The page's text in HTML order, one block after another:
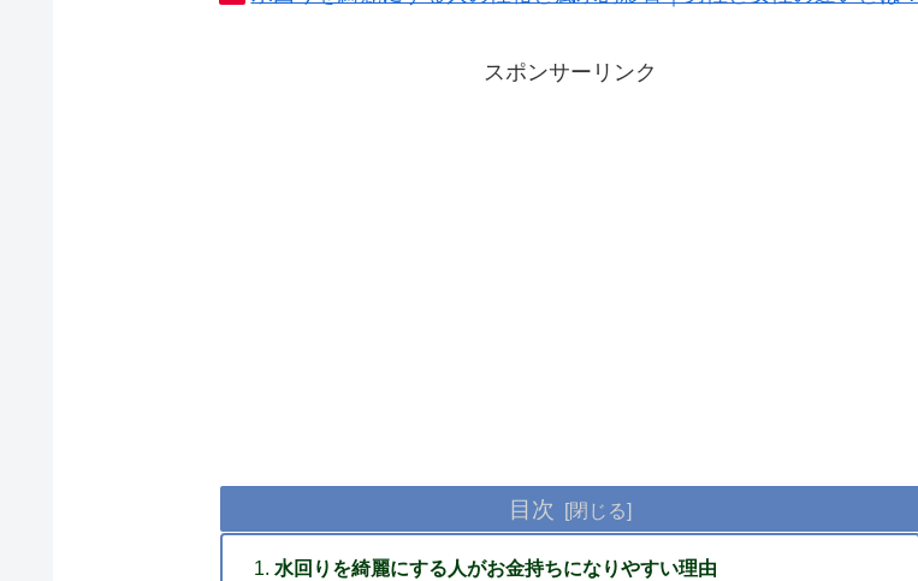
スポンサーリンク
目次
水回りを綺麗にする人がお金持ちになりやすい理由